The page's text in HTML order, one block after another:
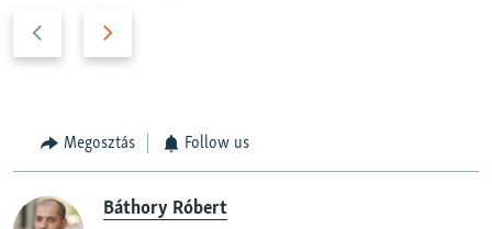
s
l
Megosztás Follow us
Báthory Róbert